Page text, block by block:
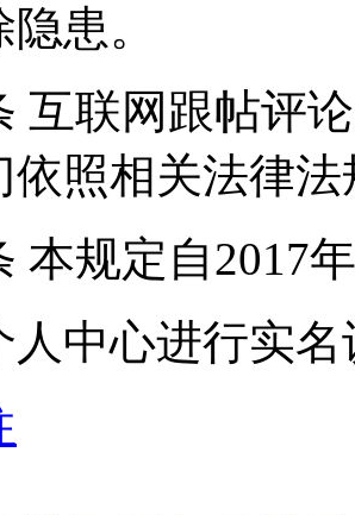
患。
互联网跟帖评
依照相关法律
本规定自2017
人中心进行实名